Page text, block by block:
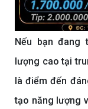
Nếu bạn
lượng cao tại
là điểm đến
tạo năng lượng